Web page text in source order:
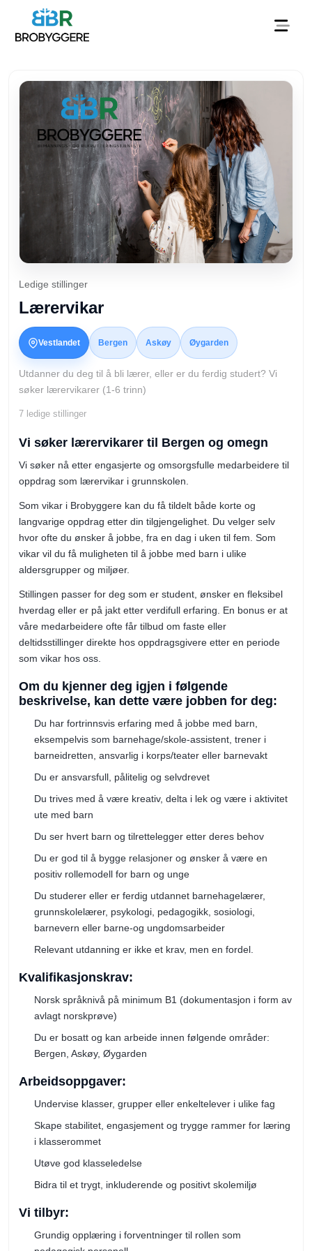
Ledige stillinger
Lærervikar
Vestlandet Bergen Askøy Øygarden
Utdanner du deg til å bli lærer, eller er du ferdig studert? Vi
søker lærervikarer (1-6 trinn)
7 ledige stillinger
Vi søker lærervikarer til Bergen og omegn
Vi søker nå etter engasjerte og omsorgsfulle medarbeidere til
oppdrag som lærervikar i grunnskolen.
Som vikar i Brobyggere kan du få tildelt både korte og
langvarige oppdrag etter din tilgjengelighet. Du velger selv
hvor ofte du ønsker å jobbe, fra en dag i uken til fem. Som
vikar vil du få muligheten til å jobbe med barn i ulike
aldersgrupper og miljøer.
Stillingen passer for deg som er student, ønsker en fleksibel
hverdag eller er på jakt etter verdifull erfaring. En bonus er at
våre medarbeidere ofte får tilbud om faste eller
deltidsstillinger direkte hos oppdragsgivere etter en periode
som vikar hos oss.
Om du kjenner deg igjen i følgende
beskrivelse, kan dette være jobben for deg:
Du har fortrinnsvis erfaring med å jobbe med barn,
eksempelvis som barnehage/skole-assistent, trener i
barneidretten, ansvarlig i korps/teater eller barnevakt
Du er ansvarsfull, pålitelig og selvdrevet
Du trives med å være kreativ, delta i lek og være i aktivitet
ute med barn
Du ser hvert barn og tilrettelegger etter deres behov
Du er god til å bygge relasjoner og ønsker å være en
positiv rollemodell for barn og unge
Du studerer eller er ferdig utdannet barnehagelærer,
grunnskolelærer, psykologi, pedagogikk, sosiologi,
barnevern eller barne-og ungdomsarbeider
Relevant utdanning er ikke et krav, men en fordel.
Kvalifikasjonskrav:
Norsk språknivå på minimum B1 (dokumentasjon i form av
avlagt norskprøve)
Du er bosatt og kan arbeide innen følgende områder:
Bergen, Askøy, Øygarden
Arbeidsoppgaver:
Undervise klasser, grupper eller enkeltelever i ulike fag
Skape stabilitet, engasjement og trygge rammer for læring
i klasserommet
Utøve god klasseledelse
Bidra til et trygt, inkluderende og positivt skolemiljø
Vi tilbyr:
Grundig opplæring i forventninger til rollen som